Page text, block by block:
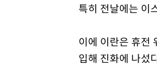
특히 전날에는 이
이에 이란은 휴전
입해 진화에 나섰